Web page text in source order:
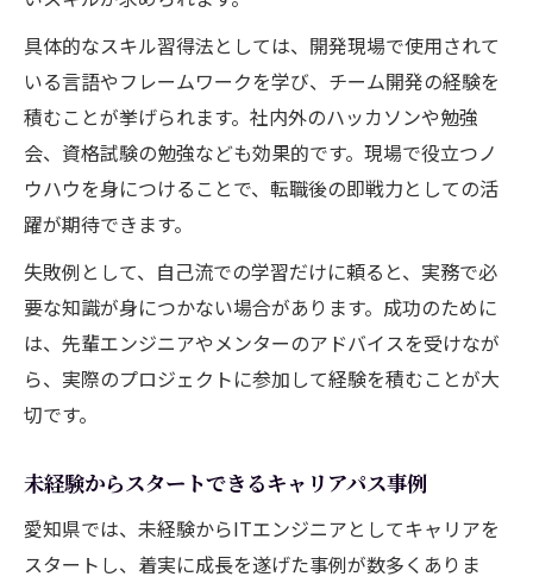
具体的なスキル習得法としては、開発現場で使用されて
いる言語やフレームワークを学び、チーム開発の経験を
積むことが挙げられます。社内外のハッカソンや勉強
会、資格試験の勉強なども効果的です。現場で役立つノ
ウハウを身につけることで、転職後の即戦力としての活
躍が期待できます。
失敗例として、自己流での学習だけに頼ると、実務で必
要な知識が身につかない場合があります。成功のために
は、先輩エンジニアやメンターのアドバイスを受けなが
ら、実際のプロジェクトに参加して経験を積むことが大
切です。
未経験からスタートできるキャリアパス事例
愛知県では、未経験からITエンジニアとしてキャリアを
スタートし、着実に成長を遂げた事例が数多くありま